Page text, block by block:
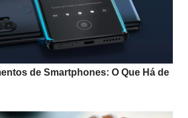
de Smartphones: O Que Há de